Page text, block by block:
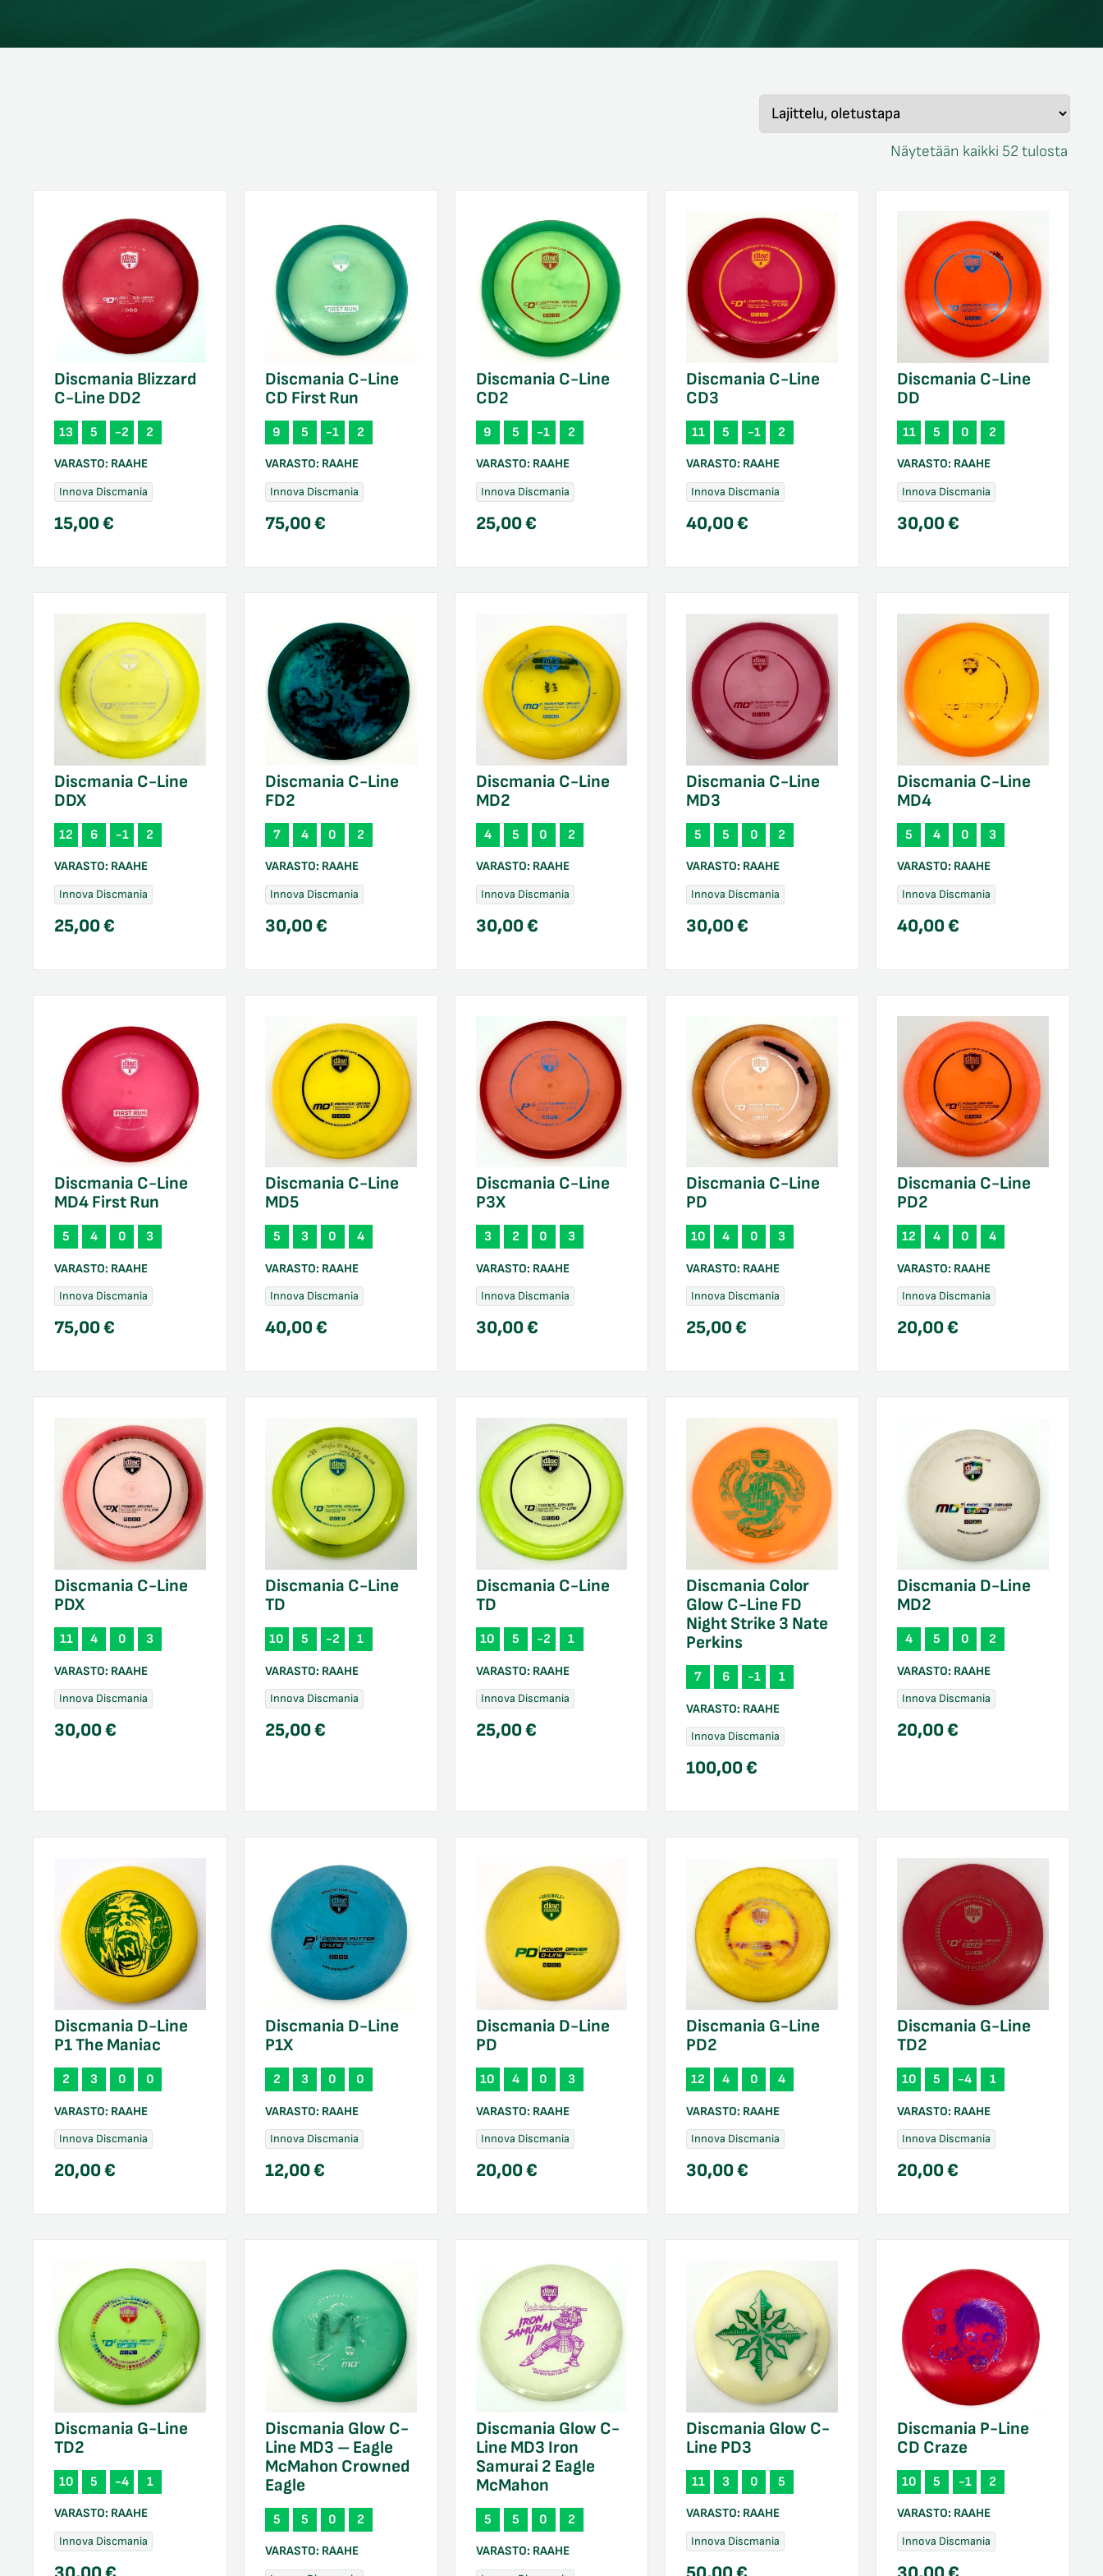
Näytetään kaikki 52 tulosta
Discmania Blizzard
C-Line DD2
13 5 -2 2
VARASTO: RAAHE
Innova Discmania
15,00€
Discmania C-Line
CD First Run
9 5 -1 2
VARASTO: RAAHE
Innova Discmania
75,00€
Discmania C-Line
CD2
9 5 -1 2
VARASTO: RAAHE
Innova Discmania
25,00€
Discmania C-Line
CD3
11 5 -1 2
VARASTO: RAAHE
Innova Discmania
40,00€
Discmania C-Line
DD
11 5 0 2
VARASTO: RAAHE
Innova Discmania
30,00€
Discmania C-Line
DDX
12 6 -1 2
VARASTO: RAAHE
Innova Discmania
25,00€
Discmania C-Line
FD2
7 4 0 2
VARASTO: RAAHE
Innova Discmania
30,00€
Discmania C-Line
MD2
4 5 0 2
VARASTO: RAAHE
Innova Discmania
30,00€
Discmania C-Line
MD3
5 5 0 2
VARASTO: RAAHE
Innova Discmania
30,00€
Discmania C-Line
MD4
5 4 0 3
VARASTO: RAAHE
Innova Discmania
40,00€
Discmania C-Line
MD4 First Run
5 4 0 3
VARASTO: RAAHE
Innova Discmania
75,00€
Discmania C-Line
MD5
5 3 0 4
VARASTO: RAAHE
Innova Discmania
40,00€
Discmania C-Line
P3X
3 2 0 3
VARASTO: RAAHE
Innova Discmania
30,00€
Discmania C-Line
PD
10 4 0 3
VARASTO: RAAHE
Innova Discmania
25,00€
Discmania C-Line
PD2
12 4 0 4
VARASTO: RAAHE
Innova Discmania
20,00€
Discmania C-Line
PDX
11 4 0 3
VARASTO: RAAHE
Innova Discmania
30,00€
Discmania C-Line
TD
10 5 -2 1
VARASTO: RAAHE
Innova Discmania
25,00€
Discmania C-Line
TD
10 5 -2 1
VARASTO: RAAHE
Innova Discmania
25,00€
Discmania Color
Glow C-Line FD
Night Strike 3 Nate
Perkins
7 6 -1 1
VARASTO: RAAHE
Innova Discmania
100,00€
Discmania D-Line
MD2
4 5 0 2
VARASTO: RAAHE
Innova Discmania
20,00€
Discmania D-Line
P1 The Maniac
2 3 0 0
VARASTO: RAAHE
Innova Discmania
20,00€
Discmania D-Line
P1X
2 3 0 0
VARASTO: RAAHE
Innova Discmania
12,00€
Discmania D-Line
PD
10 4 0 3
VARASTO: RAAHE
Innova Discmania
20,00€
Discmania G-Line
PD2
12 4 0 4
VARASTO: RAAHE
Innova Discmania
30,00€
Discmania G-Line
TD2
10 5 -4 1
VARASTO: RAAHE
Innova Discmania
20,00€
Discmania G-Line
TD2
10 5 -4 1
VARASTO: RAAHE
Innova Discmania
Discmania Glow C-
Line MD3 – Eagle
McMahon Crowned
Eagle
5 5 0 2
VARASTO: RAAHE
Discmania Glow C-
Line MD3 Iron
Samurai 2 Eagle
McMahon
5 5 0 2
VARASTO: RAAHE
Discmania Glow C-
Line PD3
11 3 0 5
VARASTO: RAAHE
Innova Discmania
Discmania P-Line
CD Craze
10 5 -1 2
VARASTO: RAAHE
Innova Discmania